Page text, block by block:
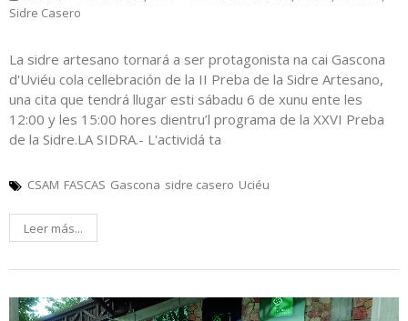
Sidre Casero
La sidre artesano tornará a ser protagonista na cai Gascona
d'Uviéu cola cellebración de la II Preba de la Sidre Artesano,
una cita que tendrá llugar esti sábadu 6 de xunu ente les
12:00 y les 15:00 hores dientru’l programa de la XXVI Preba
de la Sidre.LA SIDRA.- L'actividá ta
CSAM FASCAS Gascona sidre casero Uciéu
Leer más...